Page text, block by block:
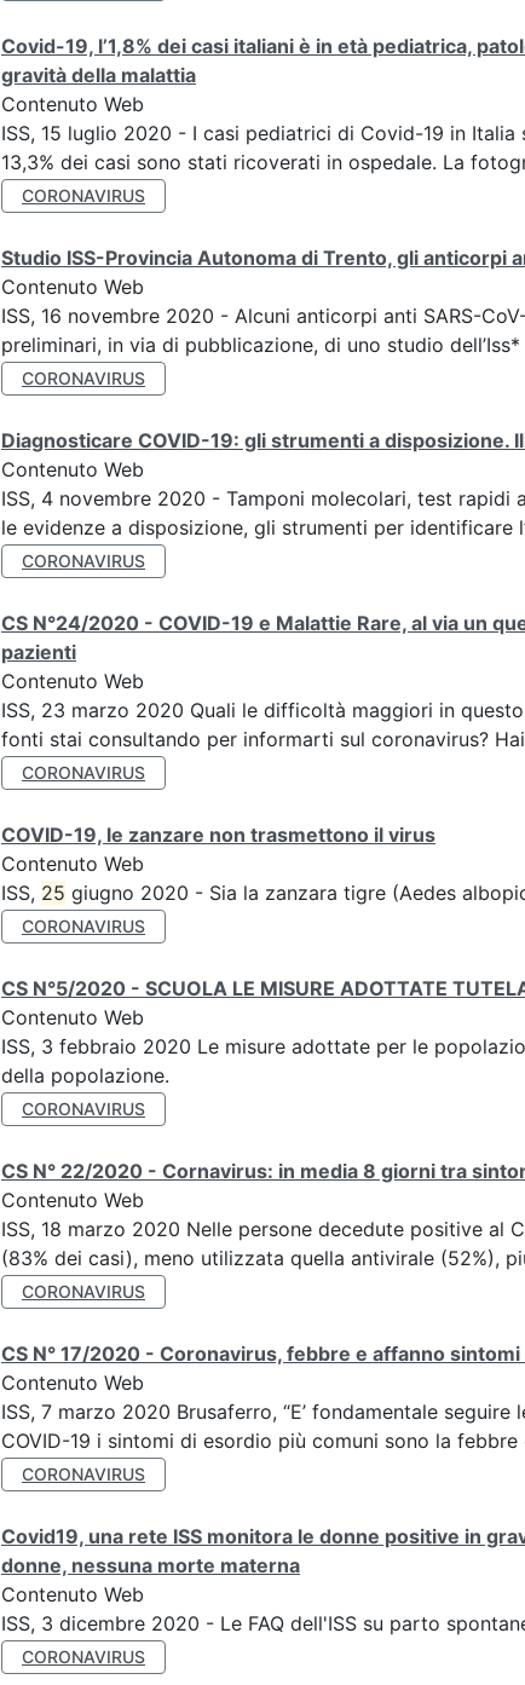
Covid-19, l’1,8% dei casi italiani è in età pediatrica,
gravità della malattia
Contenuto Web
ISS, 15 luglio 2020 - I casi pediatrici di Covid-19 in Italia
13,3% dei casi sono stati ricoverati in ospedale. La
CORONAVIRUS
Studio ISS-Provincia Autonoma di Trento, gli anticorpi
Contenuto Web
ISS, 16 novembre 2020 - Alcuni anticorpi anti SARS-
preliminari, in via di pubblicazione, di uno studio
CORONAVIRUS
Diagnosticare COVID-19: gli strumenti a disposizione. Il
Contenuto Web
ISS, 4 novembre 2020 - Tamponi molecolari, test
le evidenze a disposizione, gli strumenti per identificare
CORONAVIRUS
CS N°24/2020 - COVID-19 e Malattie Rare, al via un
pazienti
Contenuto Web
ISS, 23 marzo 2020 Quali le difficoltà maggiori in
fonti stai consultando per informarti sul coronavirus?
CORONAVIRUS
COVID-19, le zanzare non trasmettono il virus
Contenuto Web
ISS, 25 giugno 2020 - Sia la zanzara tigre (Aedes
CORONAVIRUS
CS N°5/2020 - SCUOLA LE MISURE ADOTTATE
Contenuto Web
ISS, 3 febbraio 2020 Le misure adottate per le
della popolazione.
CORONAVIRUS
CS N° 22/2020 - Cornavirus: in media 8 giorni tra
Contenuto Web
ISS, 18 marzo 2020 Nelle persone decedute positive
(83% dei casi), meno utilizzata quella antivirale (52%),
CORONAVIRUS
CS N° 17/2020 - Coronavirus, febbre e affanno
Contenuto Web
ISS, 7 marzo 2020 Brusaferro, “E’ fondamentale
COVID-19 i sintomi di esordio più comuni sono la febbre
CORONAVIRUS
Covid19, una rete ISS monitora le donne positive in
donne, nessuna morte materna
Contenuto Web
ISS, 3 dicembre 2020 - Le FAQ dell'ISS su parto
CORONAVIRUS